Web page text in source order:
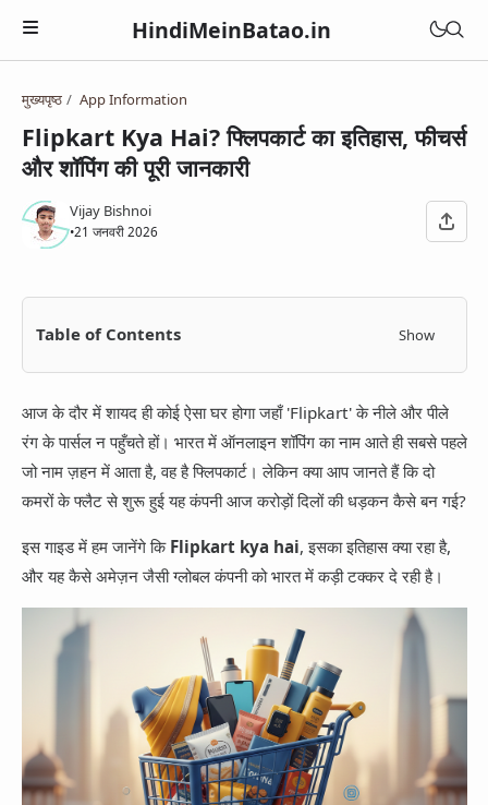
HindiMeinBatao.in
Artificial Intelligence
Technology
Blogger
Chatbot
Google Assistant
Jio Phone
App Information
Health
Women Health
Periods
Pregnancy
Medical Courses
Business
Betting Apps
Courses
Exams
General Knowledge
Trending
Entertainment
Social Media
WhatsApp
Instagram
Twitter
Telegram
Snapchat
मुख्यपृष्ठ App Information
Flipkart Kya Hai? फ्लिपकार्ट का इतिहास, फीचर्स
और शॉपिंग की पूरी जानकारी
Vijay Bishnoi
•21 जनवरी 2026
Table of Contents Show
आज के दौर में शायद ही कोई ऐसा घर होगा जहाँ 'Flipkart' के नीले और पीले
रंग के पार्सल न पहुँचते हों। भारत में ऑनलाइन शॉपिंग का नाम आते ही सबसे पहले
जो नाम ज़हन में आता है, वह है फ्लिपकार्ट। लेकिन क्या आप जानते हैं कि दो
कमरों के फ्लैट से शुरू हुई यह कंपनी आज करोड़ों दिलों की धड़कन कैसे बन गई?
इस गाइड में हम जानेंगे कि Flipkart kya hai, इसका इतिहास क्या रहा है,
और यह कैसे अमेज़न जैसी ग्लोबल कंपनी को भारत में कड़ी टक्कर दे रही है।